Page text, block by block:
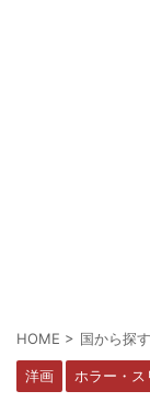
HOME > 国から探す
洋画 ホラー・ス